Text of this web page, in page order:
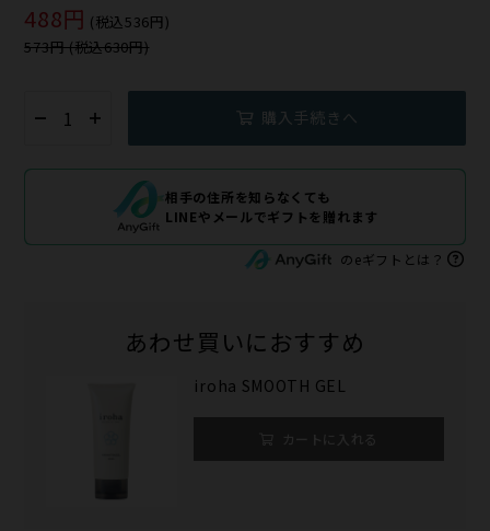
488円 (税込536円)
573円 (税込630円)
購入手続きへ
相手の住所を知らなくても
LINEやメールでギフトを贈れます
のeギフトとは？
あわせ買いにおすすめ
iroha SMOOTH GEL